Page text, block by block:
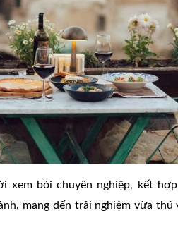
xem bói chuyên nghiệp, kết
mang đến trải nghiệm vừa thú